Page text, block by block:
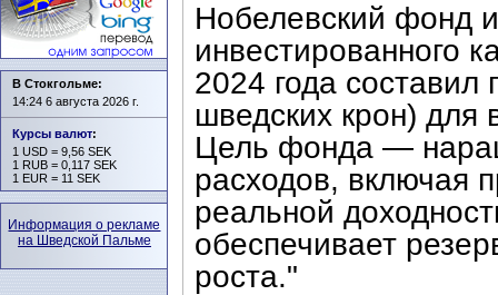
Нобелевский фонд
инвестированного
2024 года
шведских крон)
Цель фонда —
расходов, включая
реальной
обеспечивает
роста."
В Стокгольме:
14:24 6 августа 2026 г.
Курсы валют:
1 USD = 9,56 SEK
1 RUB = 0,117 SEK
1 EUR = 11 SEK
Информация о рекламе
на Шведской Пальме